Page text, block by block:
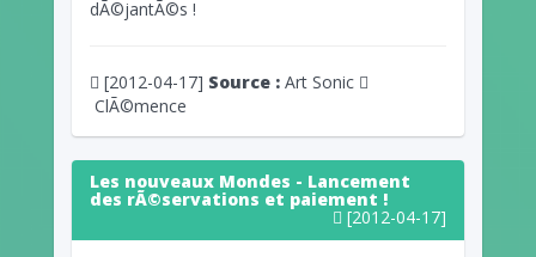
dÃ©jantÃ©s !
[2012-04-17] Source : Art Sonic
ClÃ©mence
Les nouveaux Mondes - Lancement
des rÃ©servations et paiement !
[2012-04-17]